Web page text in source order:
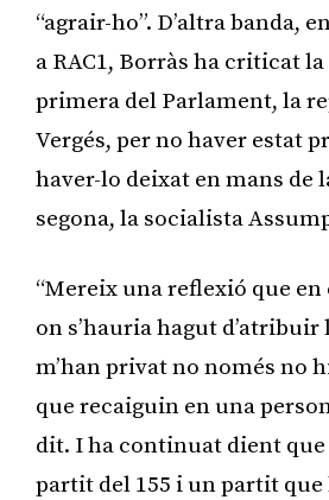
“agrair-ho”. D’altra banda,
a RAC1, Borràs ha criticat
primera del Parlament, la
Vergés, per no haver estat
haver-lo deixat en mans de
segona, la socialista
“Mereix una reflexió que
on s’hauria hagut
m’han privat no només no
que recaiguin en una
dit. I ha continuat dient que
partit del 155 i un partit que